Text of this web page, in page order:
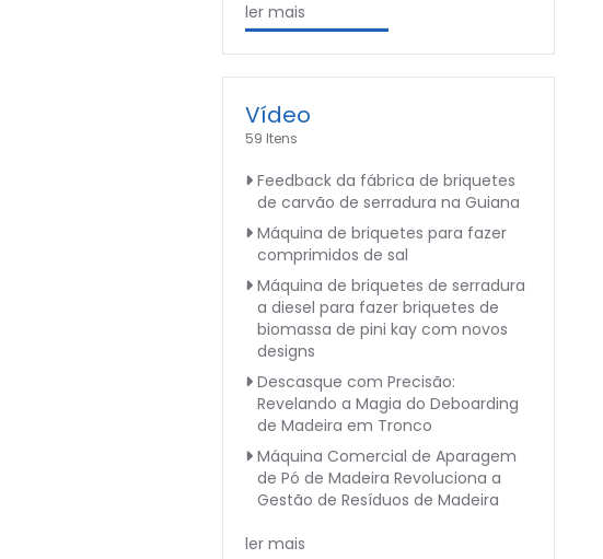
ler mais
Vídeo
59 Itens
Feedback da fábrica de briquetes
de carvão de serradura na Guiana
Máquina de briquetes para fazer
comprimidos de sal
Máquina de briquetes de serradura
a diesel para fazer briquetes de
biomassa de pini kay com novos
designs
Descasque com Precisão:
Revelando a Magia do Deboarding
de Madeira em Tronco
Máquina Comercial de Aparagem
de Pó de Madeira Revoluciona a
Gestão de Resíduos de Madeira
ler mais